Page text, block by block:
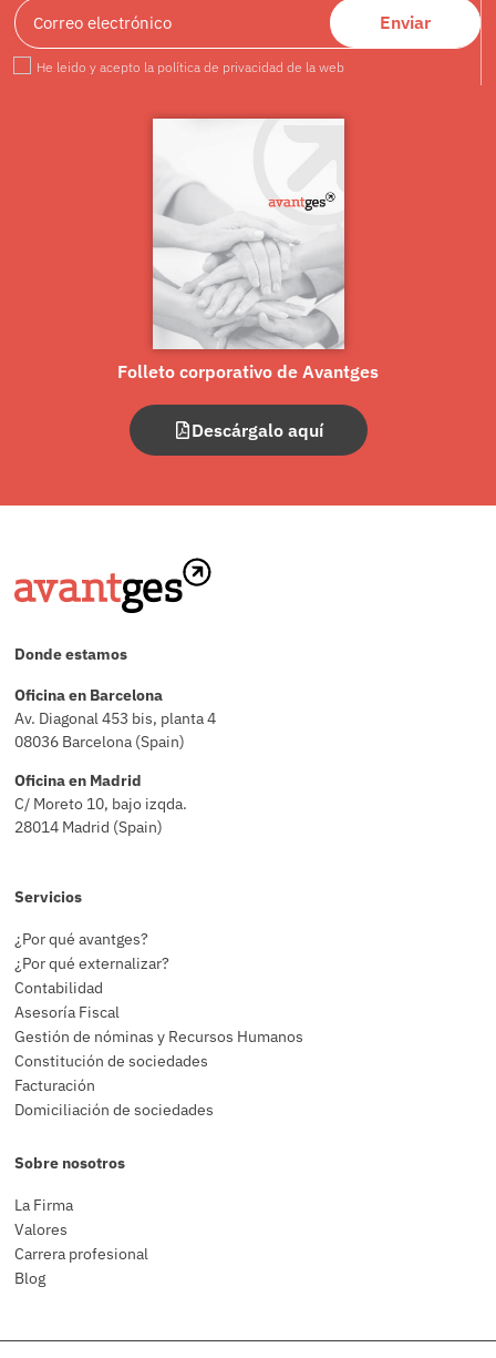
He leido y acepto la política de privacidad de la web
Enviar
Folleto corporativo de Avantges
Descárgalo aquí
Donde estamos
Oficina en Barcelona
Av. Diagonal 453 bis, planta 4
08036 Barcelona (Spain)
Oficina en Madrid
C/ Moreto 10, bajo izqda.
28014 Madrid (Spain)
Servicios
¿Por qué avantges?
¿Por qué externalizar?
Contabilidad
Asesoría Fiscal
Gestión de nóminas y Recursos Humanos
Constitución de sociedades
Facturación
Domiciliación de sociedades
Sobre nosotros
La Firma
Valores
Carrera profesional
Blog